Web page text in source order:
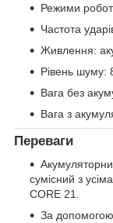
Режими
Частота
Живлення:
Рівень шуму:
Вага без
Вага з
Переваги
сумісний з
CORE 21.
За